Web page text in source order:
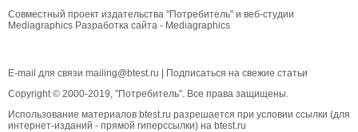
Совместный проект издательства "Потребитель" и веб-студии
Mediagraphics Разработка сайта - Mediagraphics
E-mail для связи mailing@btest.ru | Подписаться на свежие статьи
Copyright © 2000-2019, "Потребитель". Все права защищены.
Использование материалов btest.ru разрешается при условии ссылки (для
интернет-изданий - прямой гиперссылки) на btest.ru